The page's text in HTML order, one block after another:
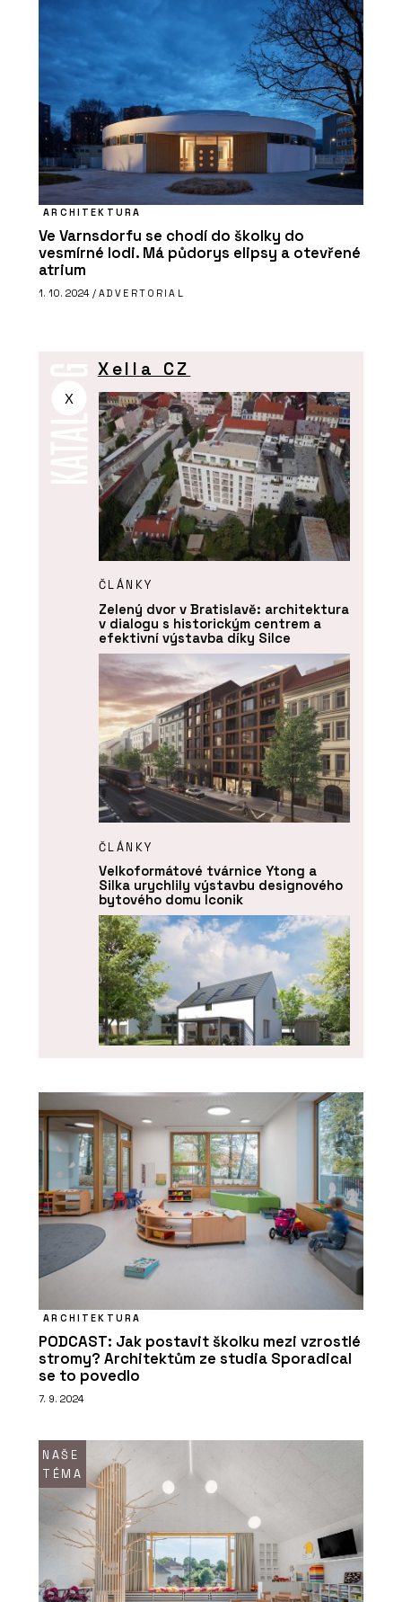
ARCHITEKTURA
Ve Varnsdorfu se chodí do školky do
vesmírné lodi. Má půdorys elipsy a otevřené
atrium
1. 10. 2024 / ADVERTORIAL
X
Xella CZ
ČLÁNKY
Zelený dvor v Bratislavě: architektura
v dialogu s historickým centrem a
efektivní výstavba díky Silce
ČLÁNKY
Velkoformátové tvárnice Ytong a
Silka urychlily výstavbu designového
bytového domu Iconik
SLUŽBY
Návrh a projektování projektů - Xella
PRODUKTY
Pórobetonový stavební materiál
Ytong - Xella
SLUŽBY
ARCHITEKTURA
PODCAST: Jak postavit školku mezi vzrostlé
stromy? Architektům ze studia Sporadical
se to povedlo
7. 9. 2024
NAŠE
TÉMA